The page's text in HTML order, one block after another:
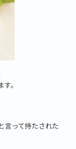
。
言って持たされた